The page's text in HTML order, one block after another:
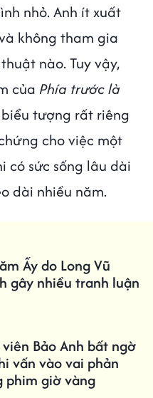
nhỏ. Anh ít xuất
không tham gia
nào. Tuy vậy,
của Phía trước là
tượng rất riêng
cho việc một
có sức sống lâu dài
dài nhiều năm.
Ấy do Long Vũ
gây nhiều tranh luận
Bảo Anh bất ngờ
vấn vào vai phản
phim giờ vàng